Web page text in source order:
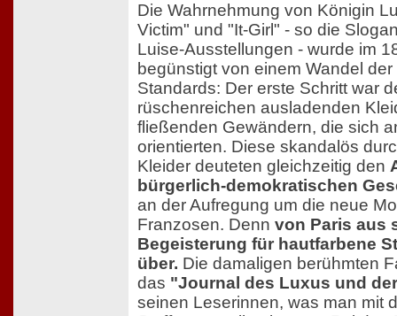
Die Wahrnehmung von Königin
Victim" und "It-Girl" - so die
Luise-Ausstellungen - wurde im
begünstigt von einem Wandel
Standards: Der erste Schritt war
rüschenreichen ausladenden
fließenden Gewändern, die sich
orientierten. Diese skandalös
Kleider deuteten gleichzeitig den
bürgerlich-demokratischen
an der Aufregung um die neue
Franzosen. Denn von Paris aus
Begeisterung für hautfarbene
über. Die damaligen berühmten
das "Journal des Luxus und
seinen Leserinnen, was man mit